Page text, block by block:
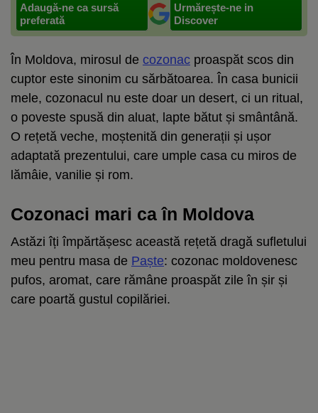
Adaugă-ne ca sursă
preferată
Urmărește-ne in
Discover
În Moldova, mirosul de cozonac proaspăt scos din
cuptor este sinonim cu sărbătoarea. În casa bunicii
mele, cozonacul nu este doar un desert, ci un ritual,
o poveste spusă din aluat, lapte bătut și smântână.
O rețetă veche, moștenită din generații și ușor
adaptată prezentului, care umple casa cu miros de
lămâie, vanilie și rom.
Cozonaci mari ca în Moldova
Astăzi îți împărtășesc această rețetă dragă sufletului
meu pentru masa de Paște: cozonac moldovenesc
pufos, aromat, care rămâne proaspăt zile în șir și
care poartă gustul copilăriei.